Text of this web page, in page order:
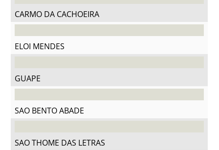
CARMO DA CACHOEIRA
ELOI MENDES
GUAPE
SAO BENTO ABADE
SAO THOME DAS LETRAS